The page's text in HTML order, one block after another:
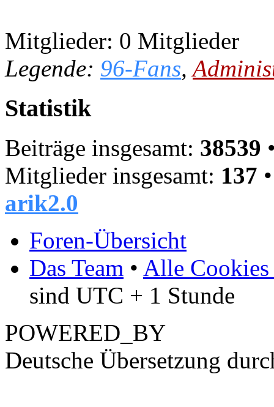
Mitglieder: 0 Mitglieder
Legende: 96-Fans,
Statistik
Beiträge insgesamt: 38539
Mitglieder insgesamt: 137
arik2.0
Foren-Übersicht
Das Team • Alle Cookies
sind UTC + 1 Stunde
POWERED_BY
Deutsche Übersetzung